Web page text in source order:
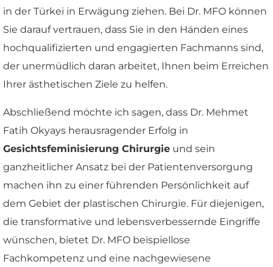
in der Türkei in Erwägung ziehen. Bei Dr. MFO können
Sie darauf vertrauen, dass Sie in den Händen eines
hochqualifizierten und engagierten Fachmanns sind,
der unermüdlich daran arbeitet, Ihnen beim Erreichen
Ihrer ästhetischen Ziele zu helfen.
Abschließend möchte ich sagen, dass Dr. Mehmet
Fatih Okyays herausragender Erfolg in
Gesichtsfeminisierung Chirurgie und sein
ganzheitlicher Ansatz bei der Patientenversorgung
machen ihn zu einer führenden Persönlichkeit auf
dem Gebiet der plastischen Chirurgie. Für diejenigen,
die transformative und lebensverbessernde Eingriffe
wünschen, bietet Dr. MFO beispiellose
Fachkompetenz und eine nachgewiesene